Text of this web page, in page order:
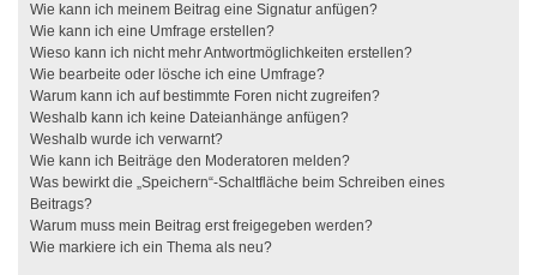
Wie kann ich meinem Beitrag eine Signatur anfügen?
Wie kann ich eine Umfrage erstellen?
Wieso kann ich nicht mehr Antwortmöglichkeiten erstellen?
Wie bearbeite oder lösche ich eine Umfrage?
Warum kann ich auf bestimmte Foren nicht zugreifen?
Weshalb kann ich keine Dateianhänge anfügen?
Weshalb wurde ich verwarnt?
Wie kann ich Beiträge den Moderatoren melden?
Was bewirkt die „Speichern“-Schaltfläche beim Schreiben eines
Beitrags?
Warum muss mein Beitrag erst freigegeben werden?
Wie markiere ich ein Thema als neu?